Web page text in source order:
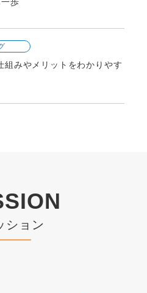
組みやメリットをわかりやす
ション